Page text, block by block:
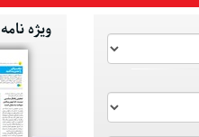
ویژه نامه